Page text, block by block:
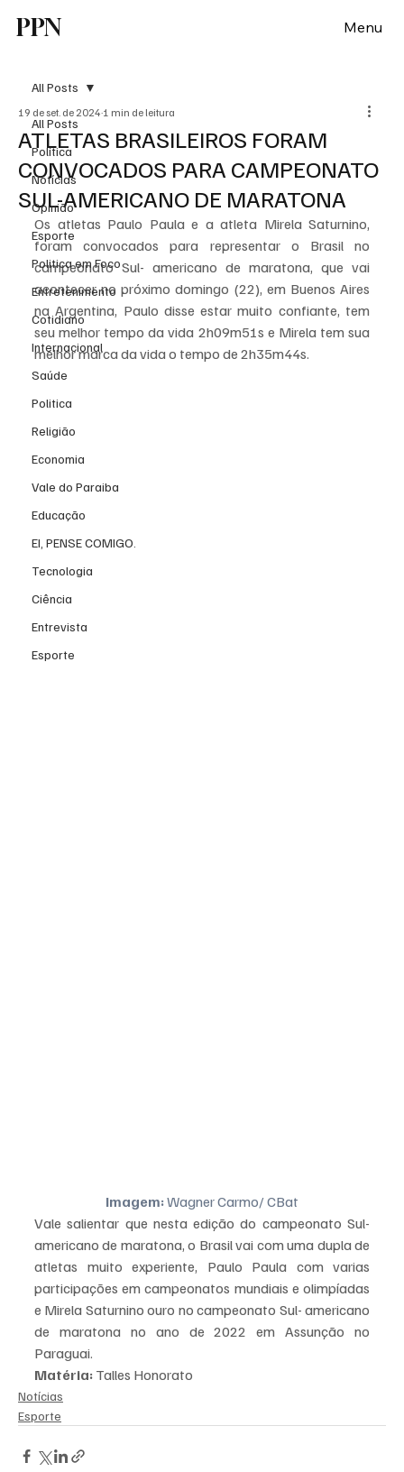
PPN Menu
All Posts
Política
Notícias
Opinião
Esporte
Politica em Foco
Entretenimento
Cotidiano
Internacional
Saúde
Politica
Religião
Economia
Vale do Paraiba
Educação
EI, PENSE COMIGO.
Tecnologia
Ciência
Entrevista
Esporte
All Posts
ATLETAS BRASILEIROS FORAM
CONVOCADOS PARA CAMPEONATO
SUL-AMERICANO DE MARATONA
19 de set. de 2024 1 min de leitura
Os atletas Paulo Paula e a atleta Mirela Saturnino,
foram convocados para representar o Brasil no
campeonato Sul- americano de maratona, que vai
acontecer no próximo domingo (22), em Buenos Aires
na Argentina, Paulo disse estar muito confiante, tem
seu melhor tempo da vida 2h09m51s e Mirela tem sua
melhor marca da vida o tempo de 2h35m44s.
Imagem: Wagner Carmo/ CBat
Vale salientar que nesta edição do campeonato Sul-
americano de maratona, o Brasil vai com uma dupla de
atletas muito experiente, Paulo Paula com varias
participações em campeonatos mundiais e olimpíadas
e Mirela Saturnino ouro no campeonato Sul- americano
de maratona no ano de 2022 em Assunção no
Paraguai.
Matéria: Talles Honorato
Notícias
Esporte